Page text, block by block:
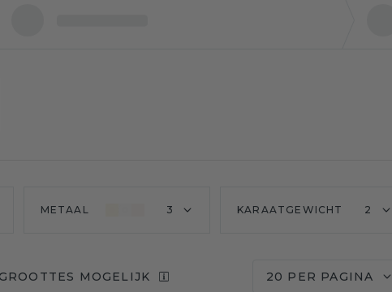
METAAL 3 KARAATGEWICHT 2
MOGELIJK 20 PER PAGINA